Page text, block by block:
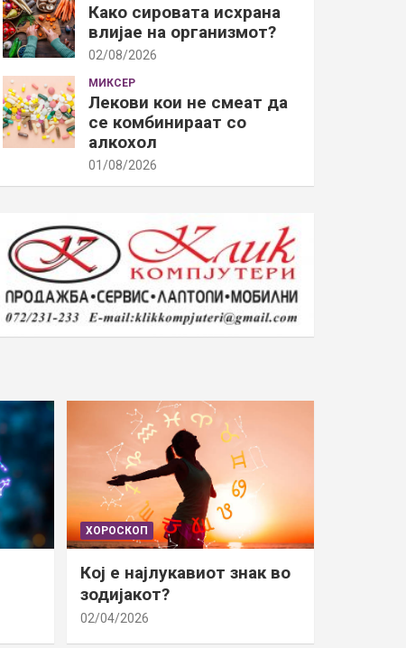
Како сировата исхрана
влијае на организмот?
02/08/2026
МИКСЕР
Лекови кои не смеат да
се комбинираат со
алкохол
01/08/2026
ХОРОСКОП
Кој е најлукавиот знак во
зодијакот?
02/04/2026